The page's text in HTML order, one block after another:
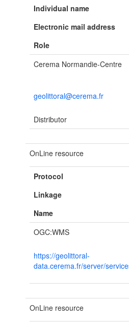
Individual name
Electronic mail address
Role
Cerema Normandie-Centre
geolittoral@cerema.fr
Distributor
OnLine resource
Protocol
Linkage
Name
OGC:WMS
https://geolittoral-
data.cerema.fr/server/
OnLine resource